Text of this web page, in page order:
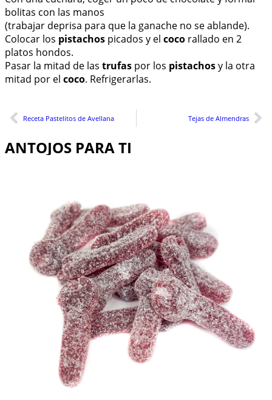
bolitas con las manos
(trabajar deprisa para que la ganache no se ablande).
Colocar los pistachos picados y el coco rallado en 2
platos hondos.
Pasar la mitad de las trufas por los pistachosy la otra
mitad por el coco. Refrigerarlas.
Receta Pastelitos de Avellana Tejas de Almendras
ANTOJOS PARA TI